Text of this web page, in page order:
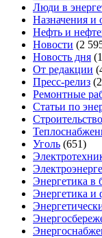
Люди в
Назначения и
Нефть и
Новости (2
Новость дня
От редакции
Пресс-релиз
Ремонтные
Статьи по
Уголь (651)
Энергетика в
Энергетика